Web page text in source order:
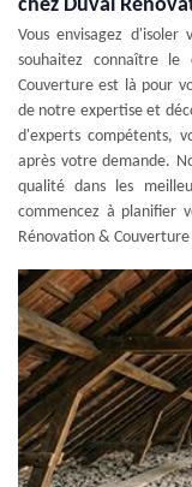
chez Duval
Vous envisagez d'isoler
souhaitez connaître
Couverture est là pour
de notre expertise et
d'experts compétents,
après votre demande.
qualité dans les
commencez à planifier
Rénovation &